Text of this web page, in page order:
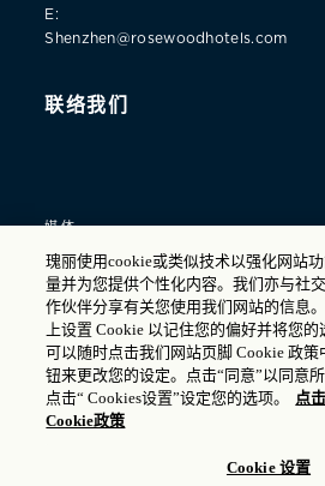
媒体
礼品卡
职业发展
隐私政策
辅助使用政策
E:
Shenzhen@rosewoodhotels.com
联络我们
瑰丽使用cookie或类似技术以强化网站
量并为您提供个性化内容。我们亦与社
作伙伴分享有关您使用我们网站的信息
上设置 Cookie 以记住您的偏好并将您
可以随时点击我们网站页脚 Cookie 政策
钮来更改您的设定。点击“同意”以同意
点击“ Cookies设置”设定您的选项。
点
Cookie政策
Cookie 设置